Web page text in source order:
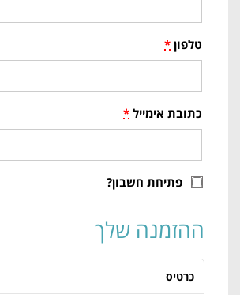
טלפון *
כתובת אימייל *
פתיחת חשבון?
ההזמנה שלך
כרטיס